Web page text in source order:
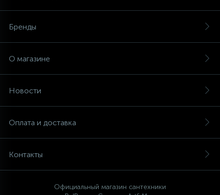
Бренды
О магазине
Новости
Оплата и доставка
Контакты
Официальный магазин сантехники